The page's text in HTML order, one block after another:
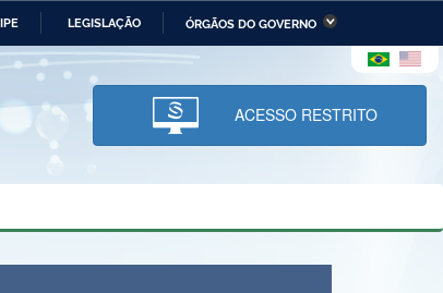
LEGISLAÇÃO ÓRGÃOS DO GOVERNO
Ministério da Infraestrutura
Ministério da Ciência,
Tecnologia, Inovações e
Comunicações
Humanos
ACESSO RESTRITO